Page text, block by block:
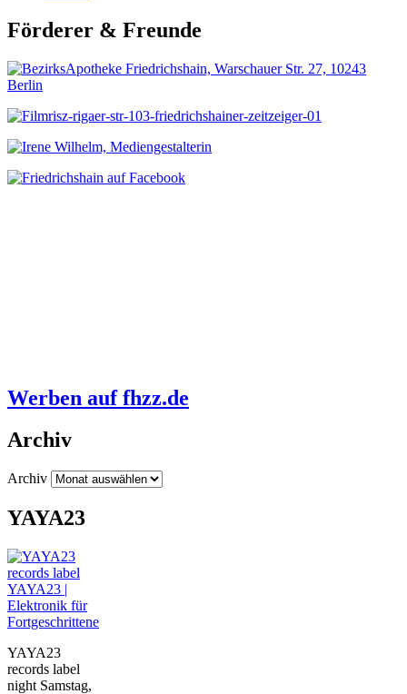
Förderer & Freunde
Werben auf fhzz.de
Archiv
Archiv
YAYA23
YAYA23 |
Elektronik für
Fortgeschrittene
YAYA23
records label
night Samstag,